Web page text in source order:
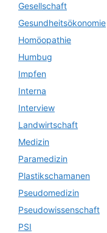
Gesellschaft
Gesundheitsökonomie
Homöopathie
Humbug
Impfen
Interna
Interview
Landwirtschaft
Medizin
Paramedizin
Plastikschamanen
Pseudomedizin
Pseudowissenschaft
PSI